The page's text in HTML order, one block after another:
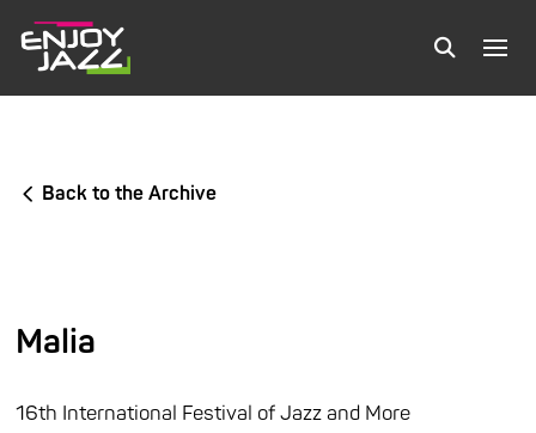
Back to the Archive
Malia
16th International Festival of Jazz and More